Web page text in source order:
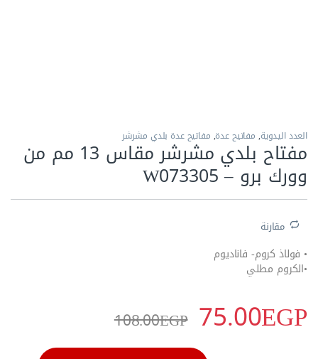
العدد اليدوية, مفاتيح عدة, مفاتيح عدة بلدي مشرشر
مفتاح بلدي مشرشر مقاس 13 مم من
وورك برو – W073305
مقارنة
• فولاذ كروم- فاناديوم
•الكروم مطلي
75.00EGP
108.00EGP